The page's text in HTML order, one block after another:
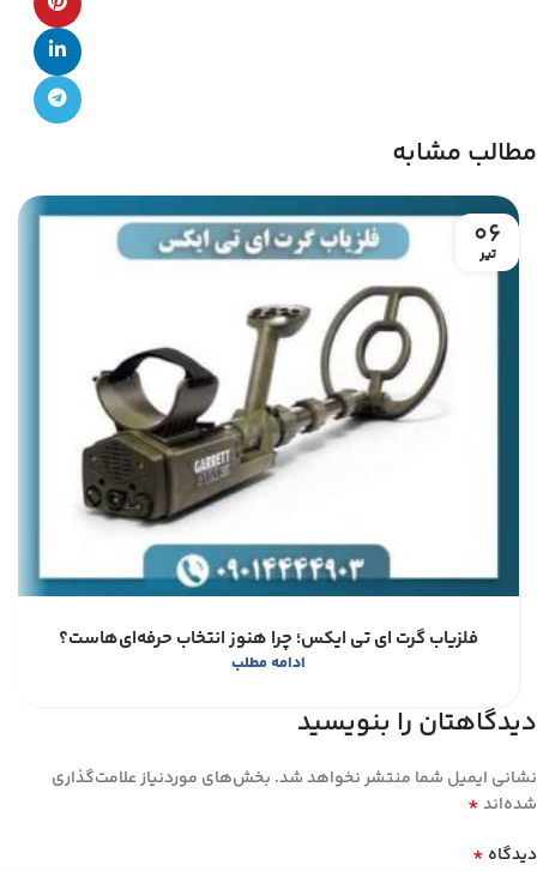
مطالب مشابه
06
تیر
فلزیاب گرت ای تی ایکس؛ چرا هنوز انتخاب حرفه‌ای‌هاست؟
ادامه مطلب
دیدگاهتان را بنویسید
نشانی ایمیل شما منتشر نخواهد شد. بخش‌های موردنیاز علامت‌گذاری
شده‌اند*
دیدگاه *